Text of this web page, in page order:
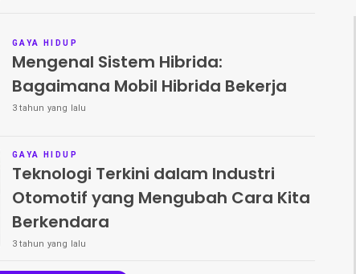
GAYA HIDUP
Mengenal Sistem Hibrida:
Bagaimana Mobil Hibrida Bekerja
3 tahun yang lalu
GAYA HIDUP
Teknologi Terkini dalam Industri
Otomotif yang Mengubah Cara Kita
Berkendara
3 tahun yang lalu